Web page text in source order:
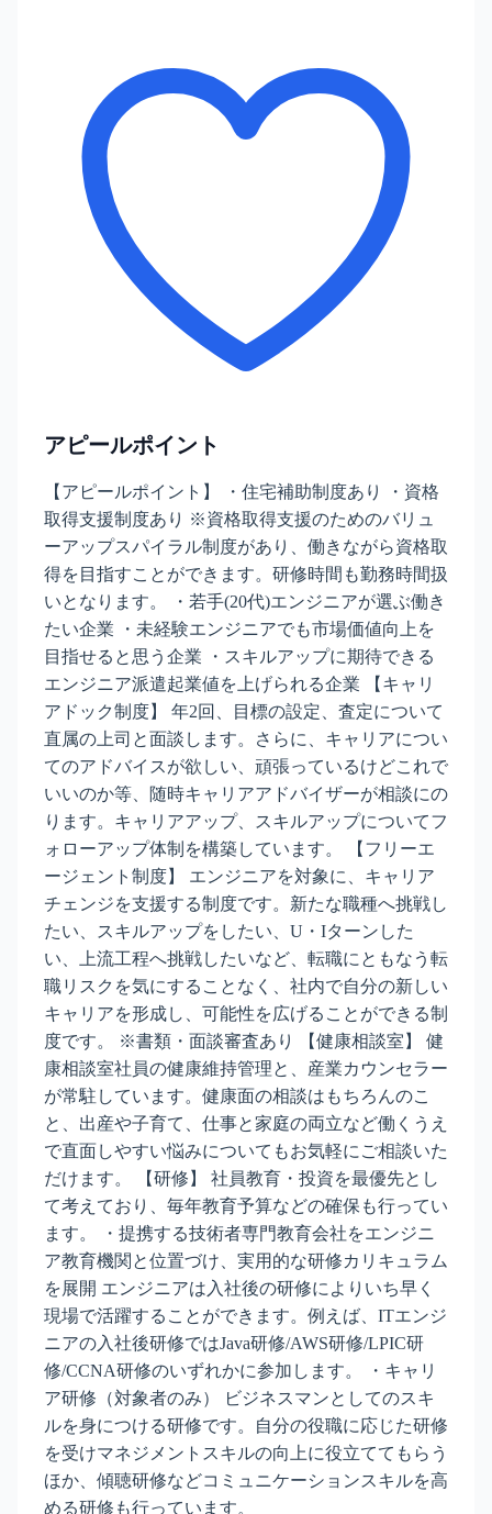
アピールポイント
【アピールポイント】 ・住宅補助制度あり ・資格
取得支援制度あり ※資格取得支援のためのバリュ
ーアップスパイラル制度があり、働きながら資格取
得を目指すことができます。研修時間も勤務時間扱
いとなります。 ・若手(20代)エンジニアが選ぶ働き
たい企業 ・未経験エンジニアでも市場価値向上を
目指せると思う企業 ・スキルアップに期待できる
エンジニア派遣起業値を上げられる企業 【キャリ
アドック制度】 年2回、目標の設定、査定について
直属の上司と面談します。さらに、キャリアについ
てのアドバイスが欲しい、頑張っているけどこれで
いいのか等、随時キャリアアドバイザーが相談にの
ります。キャリアアップ、スキルアップについてフ
ォローアップ体制を構築しています。 【フリーエ
ージェント制度】 エンジニアを対象に、キャリア
チェンジを支援する制度です。新たな職種へ挑戦し
たい、スキルアップをしたい、U・Iターンした
い、上流工程へ挑戦したいなど、転職にともなう転
職リスクを気にすることなく、社内で自分の新しい
キャリアを形成し、可能性を広げることができる制
度です。 ※書類・面談審査あり 【健康相談室】 健
康相談室社員の健康維持管理と、産業カウンセラー
が常駐しています。健康面の相談はもちろんのこ
と、出産や子育て、仕事と家庭の両立など働くうえ
で直面しやすい悩みについてもお気軽にご相談いた
だけます。 【研修】 社員教育・投資を最優先とし
て考えており、毎年教育予算などの確保も行ってい
ます。 ・提携する技術者専門教育会社をエンジニ
ア教育機関と位置づけ、実用的な研修カリキュラム
を展開 エンジニアは入社後の研修によりいち早く
現場で活躍することができます。例えば、ITエンジ
ニアの入社後研修ではJava研修/AWS研修/LPIC研
修/CCNA研修のいずれかに参加します。 ・キャリ
ア研修（対象者のみ） ビジネスマンとしてのスキ
ルを身につける研修です。自分の役職に応じた研修
を受けマネジメントスキルの向上に役立ててもらう
ほか、傾聴研修などコミュニケーションスキルを高
める研修も行っています。